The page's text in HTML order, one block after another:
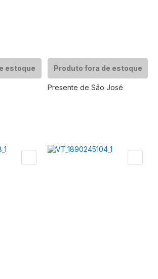
estoque Produto fora de estoque
Presente de São José